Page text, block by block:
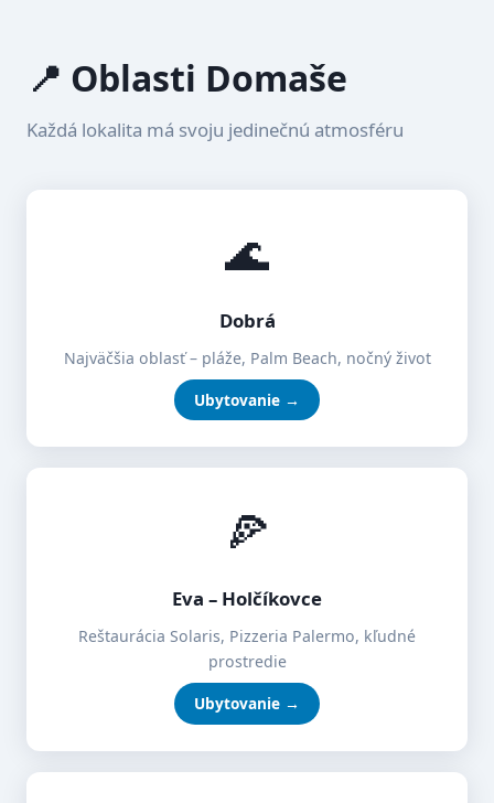
📍 Oblasti Domaše
Každá lokalita má svoju jedinečnú atmosféru
🌊
Dobrá
Najväčšia oblasť – pláže, Palm Beach, nočný život
Ubytovanie →
🍕
Eva – Holčíkovce
Reštaurácia Solaris, Pizzeria Palermo, kľudné
prostredie
Ubytovanie →